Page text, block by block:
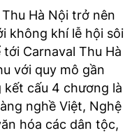
Hà Nội trở nên
không khí lễ hội sôi
Carnaval Thu Hà
với quy mô gần
kết cấu 4 chương là
nghề Việt, Nghệ
hóa các dân tộc,